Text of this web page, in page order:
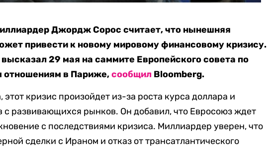
Джордж Сорос считает, что нынешняя
привести к новому мировому финансовому кризису.
29 мая на саммите Европейского совета по
в Париже,сообщил Bloomberg.
этот кризис произойдет из-за роста курса доллара и
с развивающихся рынков. Он добавил, что Евросоюз ждет
с последствиями кризиса. Миллиардер уверен, что
сделки с Ираном и отказ от трансатлантического